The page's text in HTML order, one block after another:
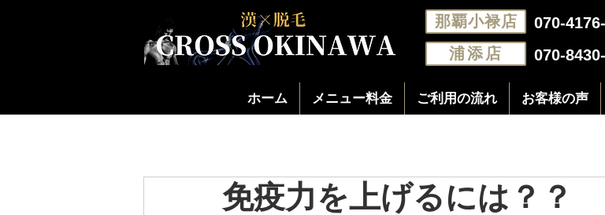
那覇小禄店
070-
浦添店
070-
ホーム メニュー料金 ご利用の流れ お客様の声
免疫力を上げるには？？